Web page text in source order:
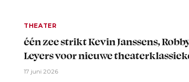
THEATER
één zee strikt Kevin Janssens,
Leyers voor nieuwe
17 juni 2026